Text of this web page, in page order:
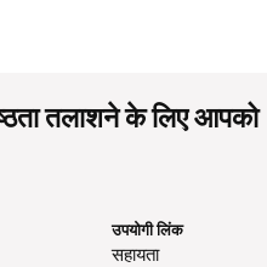
तलाशने के लिए आपको
उपयोगी लिंक
सहायता